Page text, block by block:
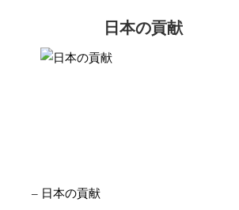
日本の貢献
– 日本の貢献